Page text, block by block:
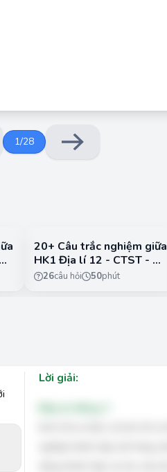
1/28
20+ Câu trắc nghiệm giữa
HK1 Địa lí 12 - CTST - Đề
326câu hỏi 50phút
Lời giải: